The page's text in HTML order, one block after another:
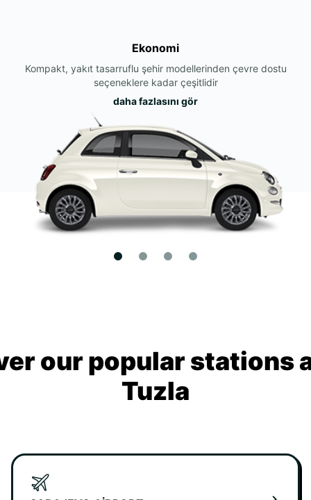
Ekonomi
Kompakt, yakıt tasarruflu şehir modellerinden çevre dostu
seçeneklere kadar çeşitlidir
daha fazlasını gör
our popular stations
Tuzla